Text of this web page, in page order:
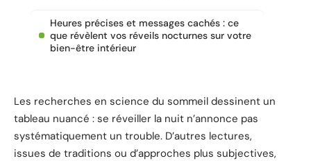
Heures précises et messages cachés : ce
que révèlent vos réveils nocturnes sur votre
bien-être intérieur
Les recherches en science du sommeil dessinent un
tableau nuancé : se réveiller la nuit n’annonce pas
systématiquement un trouble. D’autres lectures,
issues de traditions ou d’approches plus subjectives,